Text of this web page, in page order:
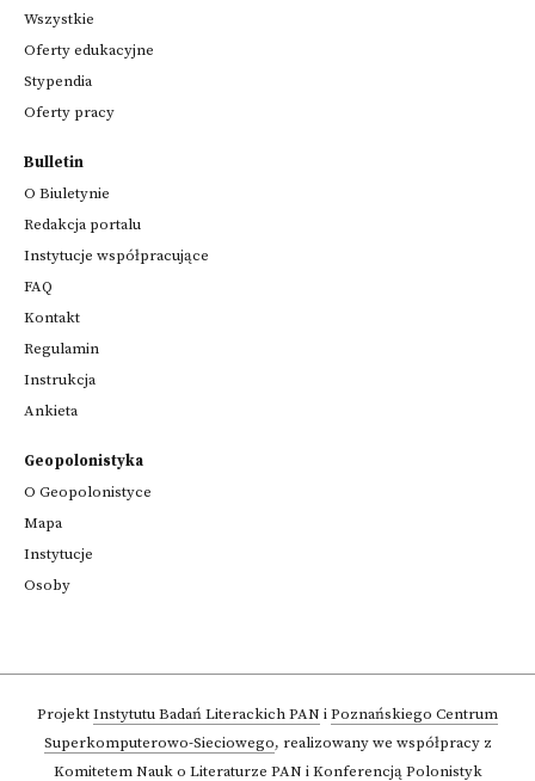
Wszystkie
Oferty edukacyjne
Stypendia
Oferty pracy
Bulletin
O Biuletynie
Redakcja portalu
Instytucje współpracujące
FAQ
Kontakt
Regulamin
Instrukcja
Ankieta
Geopolonistyka
O Geopolonistyce
Mapa
Instytucje
Osoby
ProjektInstytutu Badań Literackich PAN iPoznańskiego Centrum
Superkomputerowo-Sieciowego, realizowany we współpracy z
Komitetem Nauk o Literaturze PAN i Konferencją Polonistyk